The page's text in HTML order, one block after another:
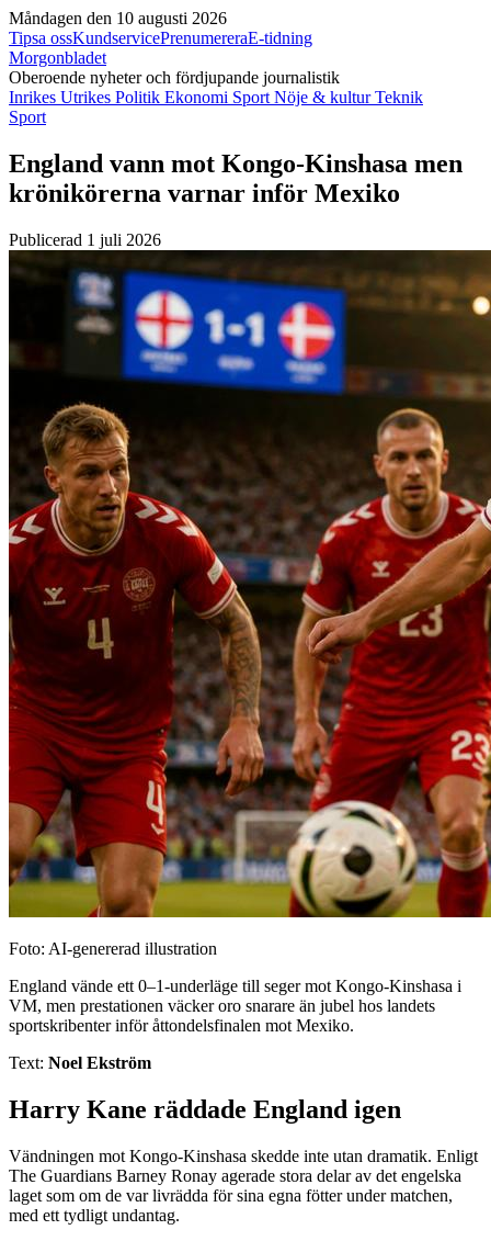
Måndagen den 10 augusti 2026
Tipsa ossKundservicePrenumereraE-tidning
Morgonbladet
Oberoende nyheter och fördjupande journalistik
Inrikes Utrikes Politik Ekonomi Sport Nöje & kulturTeknik
Sport
England vann mot Kongo-Kinshasa men
krönikörerna varnar inför Mexiko
Publicerad 1 juli 2026
Foto: AI-genererad illustration
England vände ett 0–1-underläge till seger mot Kongo-Kinshasa i
VM, men prestationen väcker oro snarare än jubel hos landets
sportskribenter inför åttondelsfinalen mot Mexiko.
Text: Noel Ekström
Harry Kane räddade England igen
Vändningen mot Kongo-Kinshasa skedde inte utan dramatik. Enligt
The Guardians Barney Ronay agerade stora delar av det engelska
laget som om de var livrädda för sina egna fötter under matchen,
med ett tydligt undantag.